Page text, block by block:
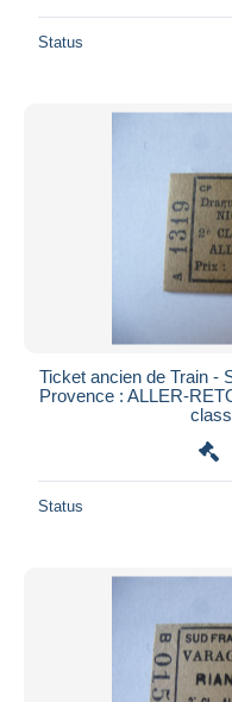
Status
Ticket ancien de Train -
Provence : ALLER-
Status